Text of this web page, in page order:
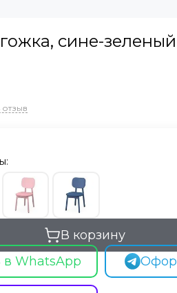
сине-зеленый
отзыв
В корзину
WhatsApp